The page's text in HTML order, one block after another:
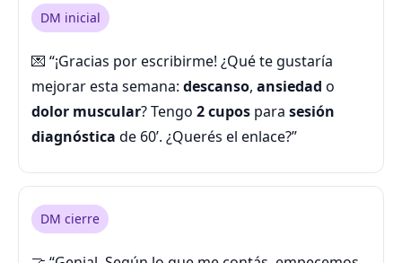
DM inicial
💌 “¡Gracias por escribirme! ¿Qué te gustaría
mejorar esta semana: descanso, ansiedad o
dolor muscular? Tengo 2 cupos para sesión
diagnóstica de 60’. ¿Querés el enlace?”
DM cierre